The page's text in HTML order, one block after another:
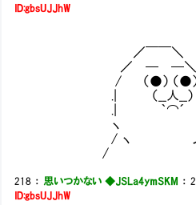
ID:gbsUJJhW
／￣￣＼
／ ─ ─＼
/ （●） （●）
.| （__人__） | 僕は”
.| ｀⌒´
ヽ / サマナ
/ ヽ ノ
/
218 ： 思いつかない ◆JSLa4ymSKM ：
ID:gbsUJJhW